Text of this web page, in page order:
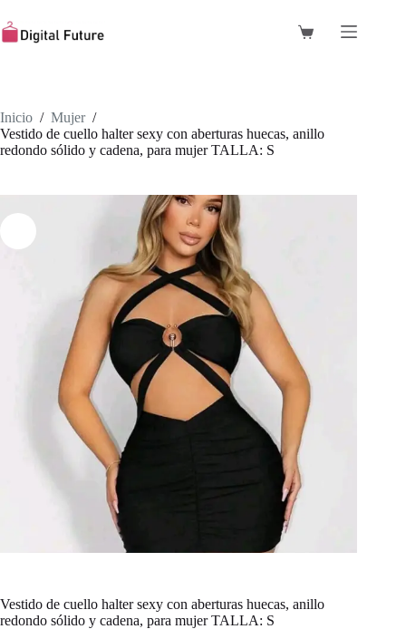
al
contenido
Carro
Inicio / Mujer /
Vestido de cuello halter sexy con aberturas huecas, anillo
redondo sólido y cadena, para mujer TALLA: S
Vestido de cuello halter sexy con aberturas huecas, anillo
redondo sólido y cadena, para mujer TALLA: S